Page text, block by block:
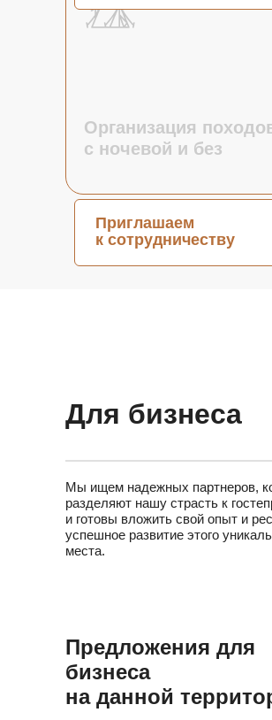
Организация
с ночевой и без
Приглашаем
к сотрудничеству
Для бизнеса
Мы ищем надежных партнеров,
разделяют нашу страсть к
и готовы вложить свой опыт и
успешное развитие этого
места.
Предложения для
бизнеса
на данной